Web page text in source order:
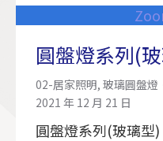
圓盤燈系列(
02-居家照明, 玻璃圓盤燈
2021 年 12 月 21 日
圓盤燈系列(玻璃型)